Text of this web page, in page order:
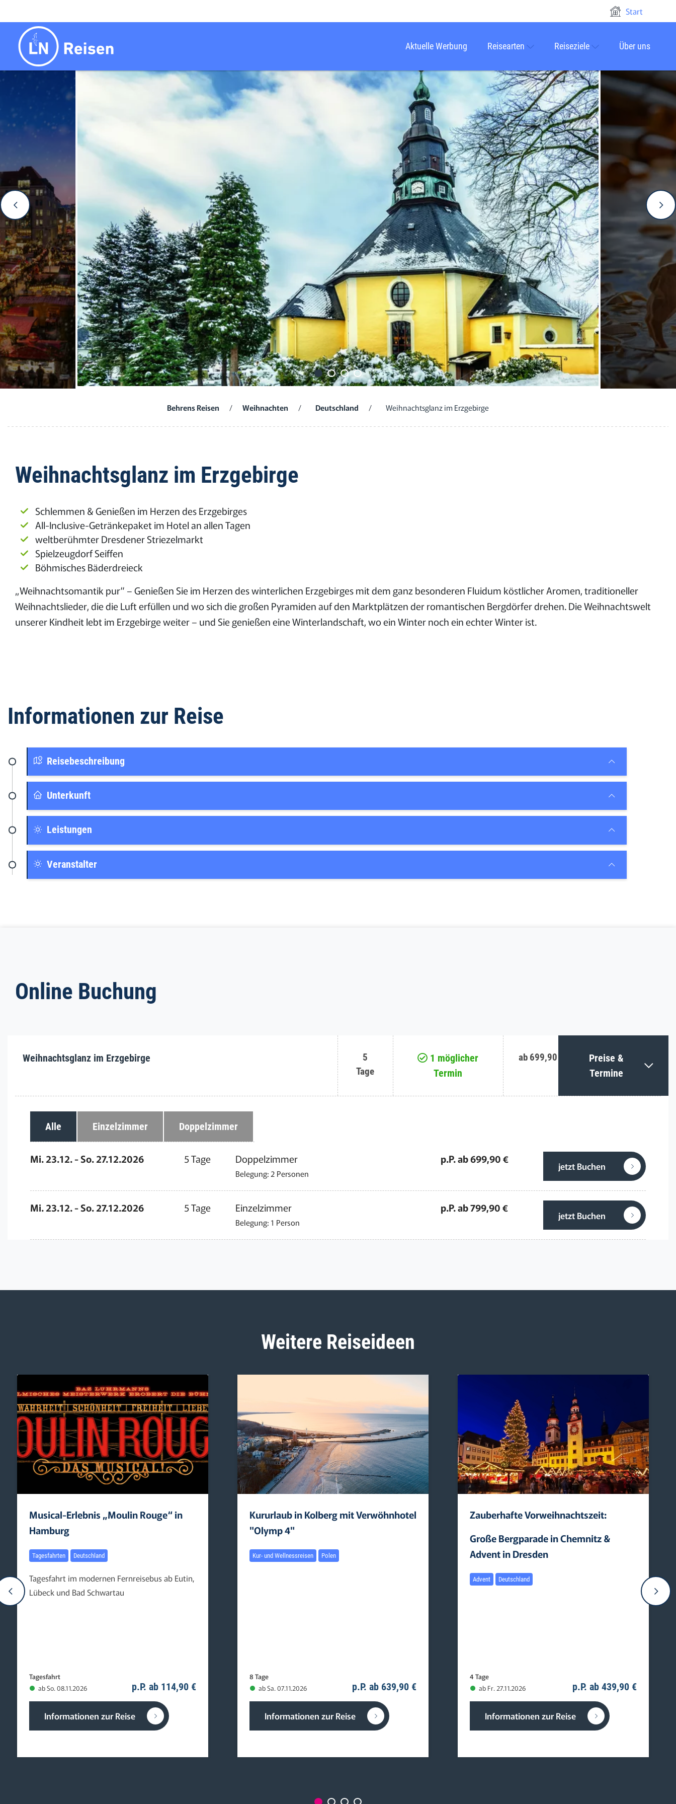
Start
Aktuelle Werbung Reisearten Reiseziele Über uns
Behrens Reisen / Weihnachten / Deutschland / Weihnachtsglanz im Erzgebirge
Weihnachtsglanz im Erzgebirge
Schlemmen & Genießen im Herzen des Erzgebirges
All-Inclusive-Getränkepaket im Hotel an allen Tagen
weltberühmter Dresdener Striezelmarkt
Spielzeugdorf Seiffen
Böhmisches Bäderdreieck
„Weihnachtsomantik pur“ – Genießen Sie im Herzen des winterlichen Erzgebirges mit dem ganz besonderen Fluidum köstlicher Aromen, traditioneller
Weihnachtslieder, die die Luft erfüllen und wo sich die großen Pyramiden auf den Marktplätzen der romantischen Bergdörfer drehen. Die Weihnachtswelt
unserer Kindheit lebt im Erzgebirge weiter – und Sie genießen eine Winterlandschaft, wo ein Winter noch ein echter Winter ist.
Informationen zur Reise
Reisebeschreibung
Unterkunft
Leistungen
Veranstalter
Online Buchung
Weihnachtsglanz im Erzgebirge
5
Tage
1 möglicher
Termin
ab 699,90 €
Preise &
Termine
Alle Einzelzimmer Doppelzimmer
Mi. 23.12. - So. 27.12.2026 5 Tage Doppelzimmer
Belegung: 2 Personen
p.P. ab 699,90 €
jetzt Buchen
Mi. 23.12. - So. 27.12.2026 5 Tage Einzelzimmer
Belegung: 1 Person
p.P. ab 799,90 €
jetzt Buchen
Weitere Reiseideen
Musical-Erlebnis „Moulin Rouge“ in
Hamburg
Tagesfahrten Deutschland
Tagesfahrt im modernen Fernreisebus ab Eutin,
Lübeck und Bad Schwartau
Tagesfahrt
ab So. 08.11.2026
p.P. ab 114,90 €
Informationen zur Reise
Kururlaub in Kolberg mit Verwöhnhotel
"Olymp 4"
Kur- und Wellnessreisen Polen
8 Tage
ab Sa. 07.11.2026
p.P. ab 639,90 €
Informationen zur Reise
Zauberhafte Vorweihnachtszeit:
Große Bergparade in Chemnitz &
Advent in Dresden
Advent Deutschland
4 Tage
ab Fr. 27.11.2026
p.P. ab 439,90 €
Informationen zur Reise